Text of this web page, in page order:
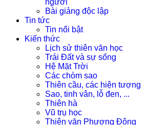
người
Bài giảng độc lập
Tin tức
Tin nổi bật
Kiến thức
Lịch sử thiên văn học
Trái Đất và sự sống
Hệ Mặt Trời
Các chòm sao
Thiên cầu, các hiện tượng
Sao, tinh vân, lỗ đen, ...
Thiên hà
Vũ trụ học
Thiên văn Phương Đông